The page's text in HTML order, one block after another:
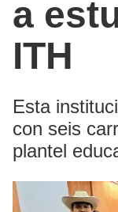
a
ITH
Esta
con seis
plantel